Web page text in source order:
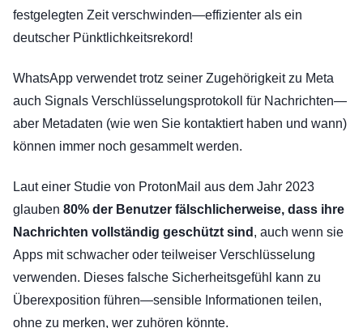
festgelegten Zeit verschwinden—effizienter als ein
deutscher Pünktlichkeitsrekord!
WhatsApp verwendet trotz seiner Zugehörigkeit zu Meta
auch Signals Verschlüsselungsprotokoll für Nachrichten—
aber Metadaten (wie wen Sie kontaktiert haben und wann)
können immer noch gesammelt werden.
Laut einer Studie von ProtonMail aus dem Jahr 2023
glauben 80% der Benutzer fälschlicherweise, dass ihre
Nachrichten vollständig geschützt sind , auch wenn sie
Apps mit schwacher oder teilweiser Verschlüsselung
verwenden. Dieses falsche Sicherheitsgefühl kann zu
Überexposition führen—sensible Informationen teilen,
ohne zu merken, wer zuhören könnte.